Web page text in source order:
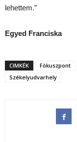
lehettem.”
Egyed Franciska
CIMKÉK Fókuszpont
Székelyudvarhely